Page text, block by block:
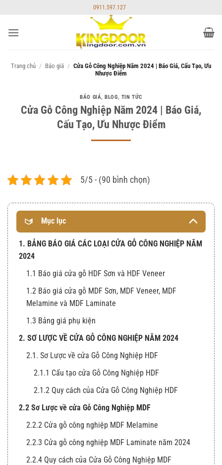
nội
0911.597.127
Trang chủ / Báo giá / Cửa Gỗ Công Nghiệp Năm 2024 | Báo Giá, Cấu Tạo, Ưu
Nhược Điểm
BÁO GIÁ,BLOG, TIN TỨC
Cửa Gỗ Công Nghiệp Năm 2024 | Báo Giá,
Cấu Tạo, Ưu Nhược Điểm
5/5 - (90 bình chọn)
Mục lục
1. BẢNG BÁO GIÁ CÁC LOẠI CỬA GỖ CÔNG NGHIỆP NĂM
2024
1.1 Báo giá cửa gỗ HDF Sơn và HDF Veneer
1.2 Báo giá cửa gỗ MDF Sơn, MDF Veneer, MDF
Melamine và MDF Laminate
1.3 Bảng giá phụ kiện
2. SƠ LƯỢC VỀ CỬA GỖ CÔNG NGHIỆP NĂM 2024
2.1. Sơ Lược về cửa Gỗ Công Nghiệp HDF
2.1.1 Cấu tạo cửa Gỗ Công Nghiệp HDF
2.1.2 Quy cách của Cửa Gỗ Công Nghiệp HDF
2.2 Sơ Lược về cửa Gỗ Công Nghiệp MDF
2.2.2 Cửa gỗ công nghiệp MDF Melamine
2.2.3 Cửa gỗ công nghiệp MDF Laminate năm 2024
2.2.4 Quy cách của Cửa Gỗ Công Nghiệp MDF